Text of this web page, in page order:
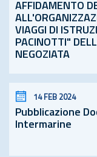
AFFIDAMENTO
VIAGGI DI
PACINOTTI"
NEGOZIATA
14 FEB 2024
Pubblicazione
Intermarine